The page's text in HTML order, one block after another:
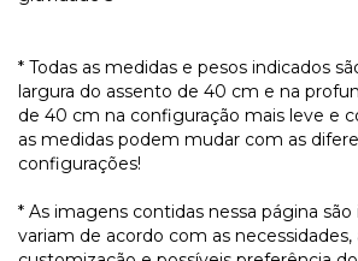
* Todas as medidas e pesos indicados
largura do assento de 40 cm e na
de 40 cm na configuração mais leve e
as medidas podem mudar com as
configurações!
* As imagens contidas nessa página são
variam de acordo com as necessidades,